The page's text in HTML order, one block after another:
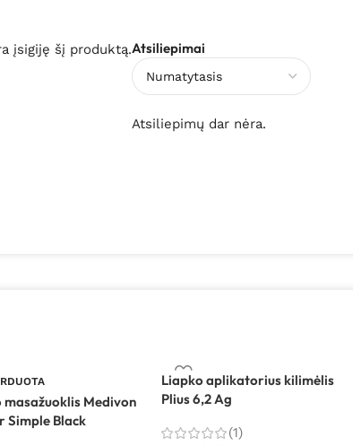
Atsiliepimai
Atsiliepimų dar nėra.
įsigiję šį produktą.
masažuoklis Medivon
Simple Black
Liapko aplikatorius kilimėlis
Plius 6,2 Ag
(1)